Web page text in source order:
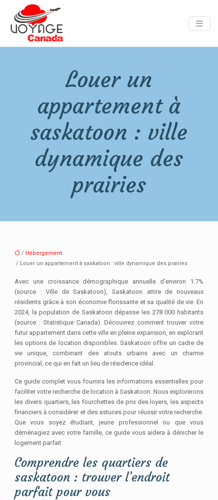
Louer un
appartement à
saskatoon : ville
dynamique des
prairies
/ Hébergement
/ Louer un appartement à saskatoon : ville dynamique des prairies
Avec une croissance démographique annuelle d’environ 1.7%
(source : Ville de Saskatoon), Saskatoon attire de nouveaux
résidents grâce à son économie florissante et sa qualité de vie. En
2024, la population de Saskatoon dépasse les 278 000 habitants
(source : Statistique Canada). Découvrez comment trouver votre
futur appartement dans cette ville en pleine expansion, en explorant
les options de location disponibles. Saskatoon offre un cadre de
vie unique, combinant des atouts urbains avec un charme
provincial, ce qui en fait un lieu de résidence idéal.
Ce guide complet vous fournira les informations essentielles pour
faciliter votre recherche de location à Saskatoon. Nous explorerons
les divers quartiers, les fourchettes de prix des loyers, les aspects
financiers à considérer et des astuces pour réussir votre recherche.
Que vous soyez étudiant, jeune professionnel ou que vous
déménagiez avec votre famille, ce guide vous aidera à dénicher le
logement parfait.
Comprendre les quartiers de
saskatoon : trouver l’endroit
parfait pour vous